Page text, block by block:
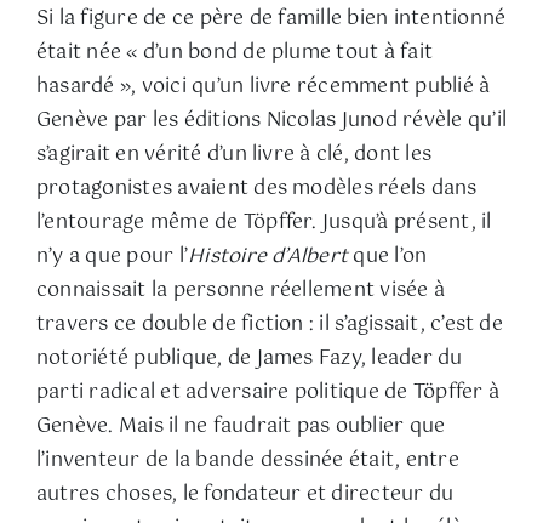
Si la figure de ce père de famille bien intentionné
était née « d’un bond de plume tout à fait
hasardé », voici qu’un livre récemment publié à
Genève par les éditions Nicolas Junod révèle qu’il
s’agirait en vérité d’un livre à clé, dont les
protagonistes avaient des modèles réels dans
l’entourage même de Töpffer. Jusqu’à présent, il
n’y a que pour l’Histoire d’Albertque l’on
connaissait la personne réellement visée à
travers ce double de fiction : il s’agissait, c’est de
notoriété publique, de James Fazy, leader du
parti radical et adversaire politique de Töpffer à
Genève. Mais il ne faudrait pas oublier que
l’inventeur de la bande dessinée était, entre
autres choses, le fondateur et directeur du